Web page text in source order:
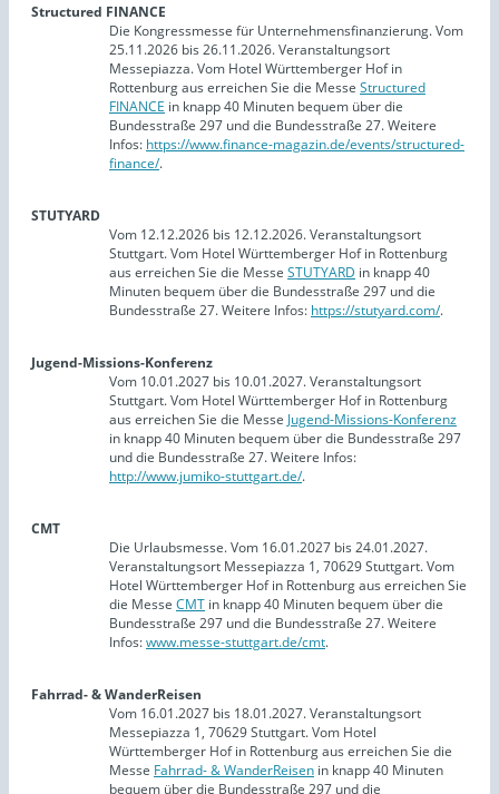
Structured FINANCE
Die Kongressmesse für Unternehmensfinanzierung. Vom
25.11.2026 bis 26.11.2026. Veranstaltungsort
Messepiazza. Vom Hotel Württemberger Hof in
Rottenburg aus erreichen Sie die Messe Structured
FINANCE in knapp 40 Minuten bequem über die
Bundesstraße 297 und die Bundesstraße 27. Weitere
Infos: https://www.finance-magazin.de/events/structured-
finance/.
STUTYARD
Vom 12.12.2026 bis 12.12.2026. Veranstaltungsort
Stuttgart. Vom Hotel Württemberger Hof in Rottenburg
aus erreichen Sie die Messe STUTYARD in knapp 40
Minuten bequem über die Bundesstraße 297 und die
Bundesstraße 27. Weitere Infos: https://stutyard.com/.
Jugend-Missions-Konferenz
Vom 10.01.2027 bis 10.01.2027. Veranstaltungsort
Stuttgart. Vom Hotel Württemberger Hof in Rottenburg
aus erreichen Sie die Messe Jugend-Missions-Konferenz
in knapp 40 Minuten bequem über die Bundesstraße 297
und die Bundesstraße 27. Weitere Infos:
http://www.jumiko-stuttgart.de/.
CMT
Die Urlaubsmesse. Vom 16.01.2027 bis 24.01.2027.
Veranstaltungsort Messepiazza 1, 70629 Stuttgart. Vom
Hotel Württemberger Hof in Rottenburg aus erreichen Sie
die Messe CMT in knapp 40 Minuten bequem über die
Bundesstraße 297 und die Bundesstraße 27. Weitere
Infos:www.messe-stuttgart.de/cmt.
Fahrrad- & WanderReisen
Vom 16.01.2027 bis 18.01.2027. Veranstaltungsort
Messepiazza 1, 70629 Stuttgart. Vom Hotel
Württemberger Hof in Rottenburg aus erreichen Sie die
Messe Fahrrad- & WanderReisen in knapp 40 Minuten
bequem über die Bundesstraße 297 und die